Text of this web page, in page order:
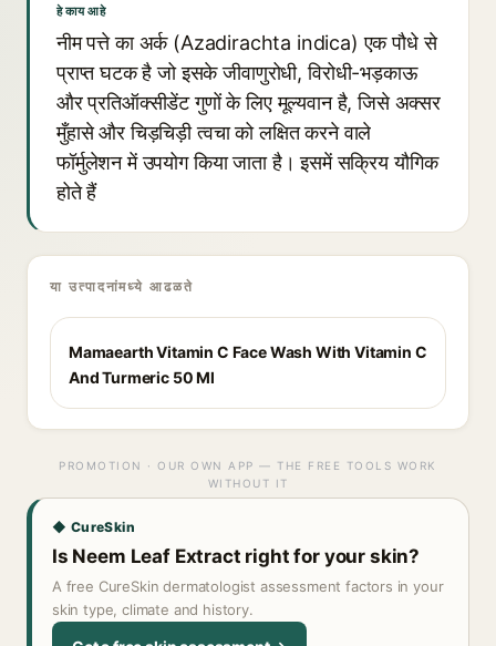
हे काय आहे
नीम पत्ते का अर्क (Azadirachta indica) एक पौधे से
प्राप्त घटक है जो इसके जीवाणुरोधी, विरोधी-भड़काऊ
और प्रतिऑक्सीडेंट गुणों के लिए मूल्यवान है, जिसे अक्सर
मुँहासे और चिड़चिड़ी त्वचा को लक्षित करने वाले
फॉर्मुलेशन में उपयोग किया जाता है। इसमें सक्रिय यौगिक
होते हैं
या उत्पादनांमध्ये आढळते
Mamaearth Vitamin C Face Wash With Vitamin C
And Turmeric 50 Ml
PROMOTION · OUR OWN APP — THE FREE TOOLS WORK
WITHOUT IT
◆ CureSkin
Is Neem Leaf Extract right for your skin?
A free CureSkin dermatologist assessment factors in your
skin type, climate and history.